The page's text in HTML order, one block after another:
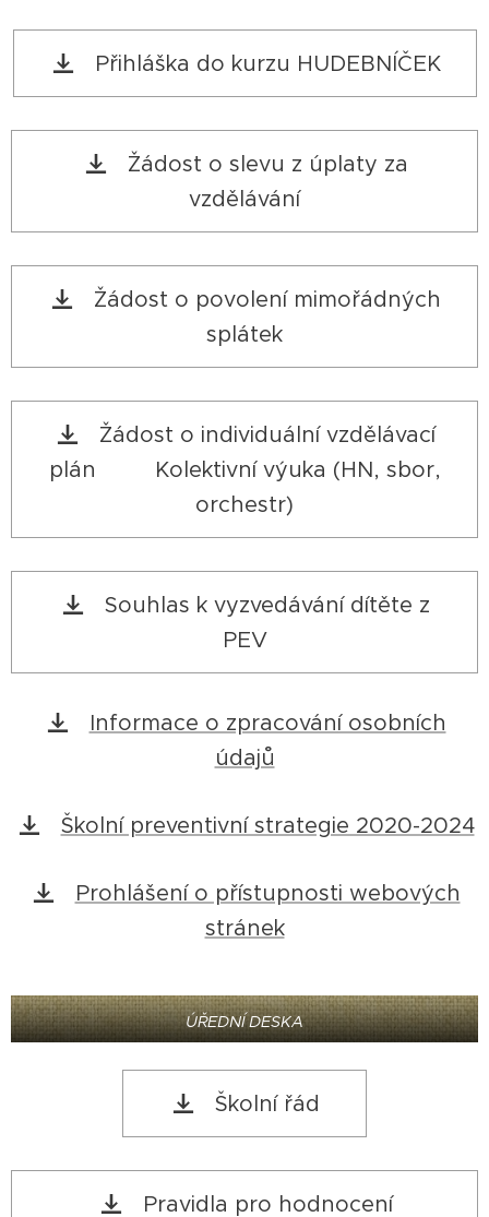
Přihláška do kurzu HUDEBNÍČEK
Žádost o slevu z úplaty za
vzdělávání
Žádost o povolení mimořádných
splátek
Žádost o individuální vzdělávací
plán Kolektivní výuka (HN, sbor,
orchestr)
Souhlas k vyzvedávání dítěte z
PEV
Informace o zpracování osobních
údajů
Školní preventivní strategie 2020-2024
Prohlášení o přístupnosti webových
stránek
ÚŘEDNÍ DESKA
Školní řád
Pravidla pro hodnocení